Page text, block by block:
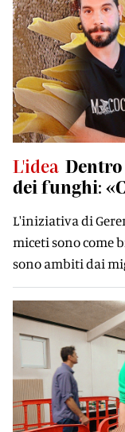
L'idea
dei funghi:
L'iniziativa di
miceti sono come
sono ambiti dai